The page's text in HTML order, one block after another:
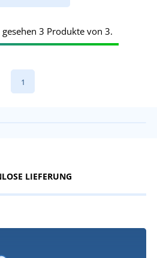
3 Produkte von 3.
1
LIEFERUNG